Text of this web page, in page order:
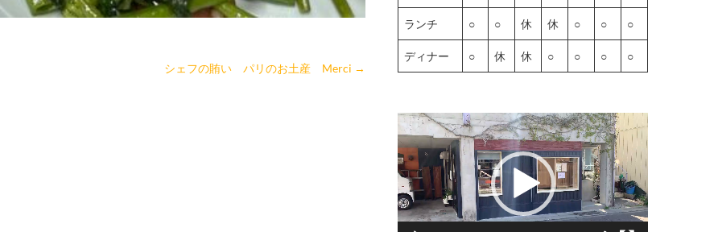
シェフの賄い パリのお土産 Merci →
ランチ ○ ○ 休 休 ○ ○ ○
ディナー ○ 休 休 ○ ○ ○ ○
動
画
プ
レ
ー
ヤ